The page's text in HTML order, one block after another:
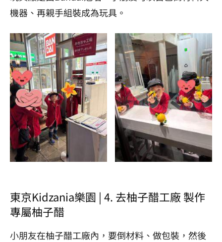
機器、再親手組裝成為玩具。
東京Kidzania樂園 | 4. 去柚子醋工廠 製作
專屬柚子醋
小朋友在柚子醋工廠內，要倒材料、做包裝，然後